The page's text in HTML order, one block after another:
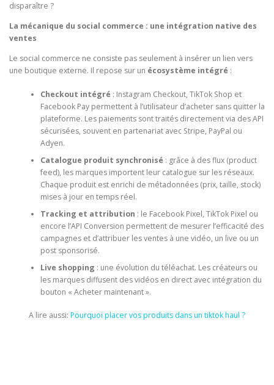
disparaître ?
La mécanique du social commerce : une intégration native des
ventes
Le social commerce ne consiste pas seulement à insérer un lien vers
une boutique externe. Il repose sur un écosystème intégré :
Checkout intégré : Instagram Checkout, TikTok Shop et
Facebook Pay permettent à l’utilisateur d’acheter sans quitter la
plateforme. Les paiements sont traités directement via des API
sécurisées, souvent en partenariat avec Stripe, PayPal ou
Adyen.
Catalogue produit synchronisé : grâce à des flux (product
feed), les marques importent leur catalogue sur les réseaux.
Chaque produit est enrichi de métadonnées (prix, taille, stock)
mises à jour en temps réel.
Tracking et attribution : le Facebook Pixel, TikTok Pixel ou
encore l’API Conversion permettent de mesurer l’efficacité des
campagnes et d’attribuer les ventes à une vidéo, un live ou un
post sponsorisé.
Live shopping : une évolution du téléachat. Les créateurs ou
les marques diffusent des vidéos en direct avec intégration du
bouton « Acheter maintenant ».
A lire aussi: Pourquoi placer vos produits dans un tiktok haul ?